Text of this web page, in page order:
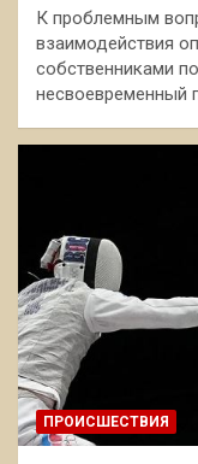
К проблемным
взаимодействия
собственниками
несвоевременный
ПРОИСШЕСТВИЯ